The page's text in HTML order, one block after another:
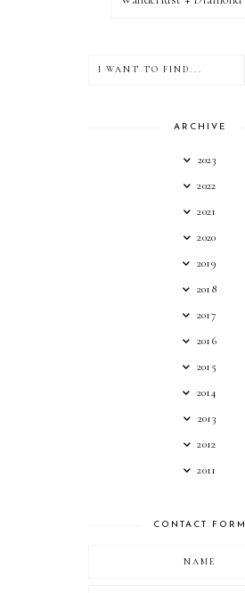
ARCHIVE
2023
2022
2021
2020
2019
2018
2017
2016
2015
2014
2013
2012
2011
CONTACT FORM